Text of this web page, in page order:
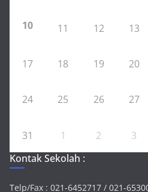
10 11 12 13
17 18 19 20
24 25 26 27
31 1 2 3
Kontak Sekolah :
Telp/Fax : 021-6452717 / 021-